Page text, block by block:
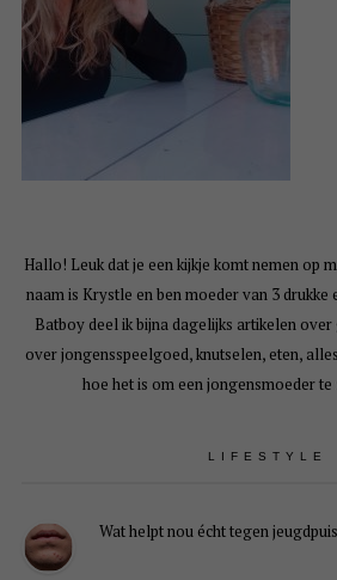
Hallo! Leuk dat je een kijkje komt nemen op
naam is Krystle en ben moeder van 3 drukke
Batboy deel ik bijna dagelijks artikelen
over jongensspeelgoed, knutselen, eten,
hoe het is om een jongensmoeder
LIFESTYLE
Wat helpt nou écht tegen